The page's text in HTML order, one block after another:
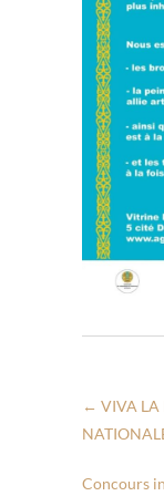
← VIVA LA
Concours